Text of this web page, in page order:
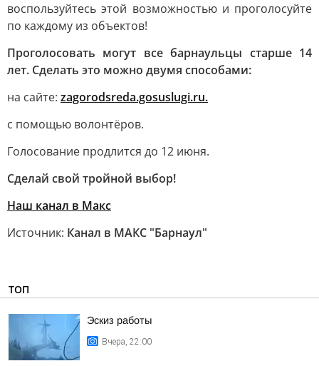
воспользуйтесь этой возможностью и проголосуйте
по каждому из объектов!
Проголосовать могут все барнаульцы старше 14
лет. Сделать это можно двумя способами:
на сайте: zagorodsreda.gosuslugi.ru.
с помощью волонтёров.
Голосование продлится до 12 июня.
Сделай свой тройной выбор!
Наш канал в Макс
Источник: Канал в МАКС "Барнаул"
ТОП
Эскиз работы
Вчера, 22:00